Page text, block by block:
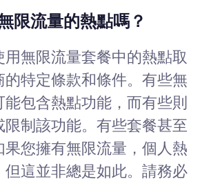
限流量的熱點嗎？
用無限流量套餐中的熱點取
的特定條款和條件。有些無
能包含熱點功能，而有些則
限制該功能。有些套餐甚至
果您擁有無限流量，個人熱
但這並非總是如此。請務必